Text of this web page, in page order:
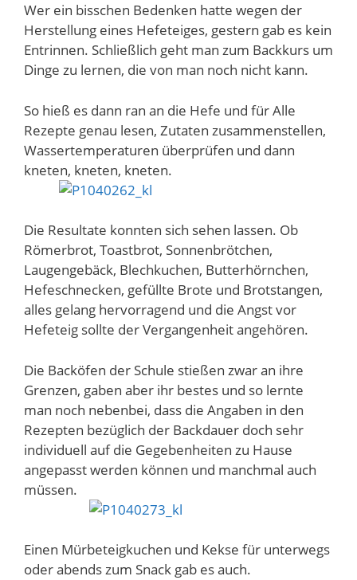
Wer ein bisschen Bedenken hatte wegen der
Herstellung eines Hefeteiges, gestern gab es kein
Entrinnen. Schließlich geht man zum Backkurs um
Dinge zu lernen, die von man noch nicht kann.
So hieß es dann ran an die Hefe und für Alle
Rezepte genau lesen, Zutaten zusammenstellen,
Wassertemperaturen überprüfen und dann
kneten, kneten, kneten.
Die Resultate konnten sich sehen lassen. Ob
Römerbrot, Toastbrot, Sonnenbrötchen,
Laugengebäck, Blechkuchen, Butterhörnchen,
Hefeschnecken, gefüllte Brote und Brotstangen,
alles gelang hervorragend und die Angst vor
Hefeteig sollte der Vergangenheit angehören.
Die Backöfen der Schule stießen zwar an ihre
Grenzen, gaben aber ihr bestes und so lernte
man noch nebenbei, dass die Angaben in den
Rezepten bezüglich der Backdauer doch sehr
individuell auf die Gegebenheiten zu Hause
angepasst werden können und manchmal auch
müssen.
Einen Mürbeteigkuchen und Kekse für unterwegs
oder abends zum Snack gab es auch.